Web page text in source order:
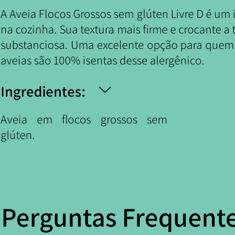
A Aveia Flocos Grossos sem glúten Livre D é
na cozinha. Sua textura mais firme e crocante
substanciosa. Uma excelente opção para
aveias são 100% isentas desse alergênico.
Ingredientes:
Aveia em flocos grossos sem
glúten.
Perguntas